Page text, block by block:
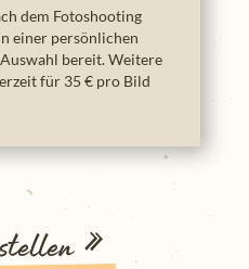
dem Fotoshooting
einer persönlichen
bereit. Weitere
für 35 € pro Bild
»